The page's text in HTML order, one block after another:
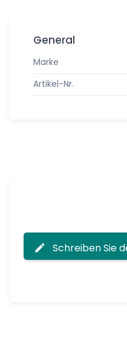
General
Marke
Artikel-Nr.
Schreiben Sie